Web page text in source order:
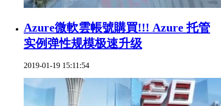
Azure微軟雲帳號購買!!! Azure 托管
实例弹性规模极速升级
2019-01-19 15:11:54